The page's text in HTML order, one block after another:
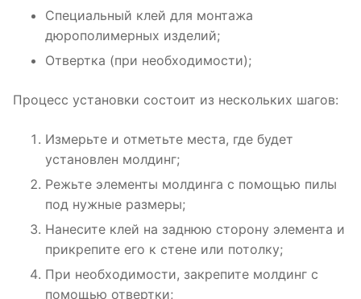
Специальный клей для монтажа
дюрополимерных изделий;
Отвертка (при необходимости);
Процесс установки состоит из нескольких шагов:
Измерьте и отметьте места, где будет
установлен молдинг;
Режьте элементы молдинга с помощью пилы
под нужные размеры;
Нанесите клей на заднюю сторону элемента и
прикрепите его к стене или потолку;
При необходимости, закрепите молдинг с
помощью отвертки;